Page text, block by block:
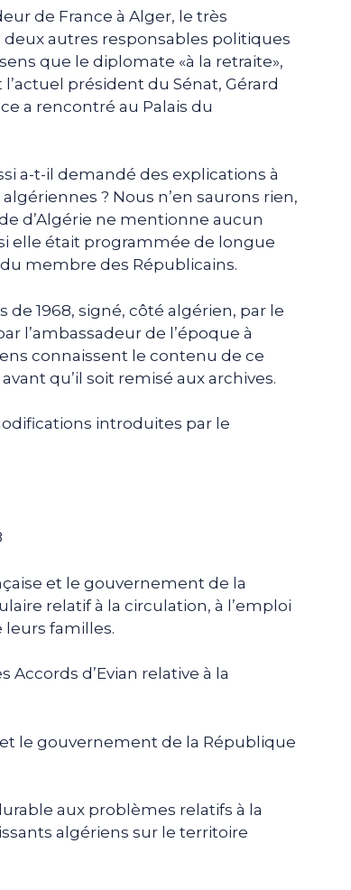
de France à Alger, le très
autres responsables politiques
que le diplomate «à la retraite»,
président du Sénat, Gérard
a rencontré au Palais du
a-t-il demandé des explications à
? Nous n’en saurons rien,
d’Algérie ne mentionne aucun
elle était programmée de longue
membre des Républicains.
de 1968, signé, côté algérien, par le
l’ambassadeur de l’époque à
connaissent le contenu de ce
qu’il soit remisé aux archives.
introduites par le
et le gouvernement de la
relatif à la circulation, à l’emploi
leurs familles.
d’Evian relative à la
le gouvernement de la République
aux problèmes relatifs à la
algériens sur le territoire